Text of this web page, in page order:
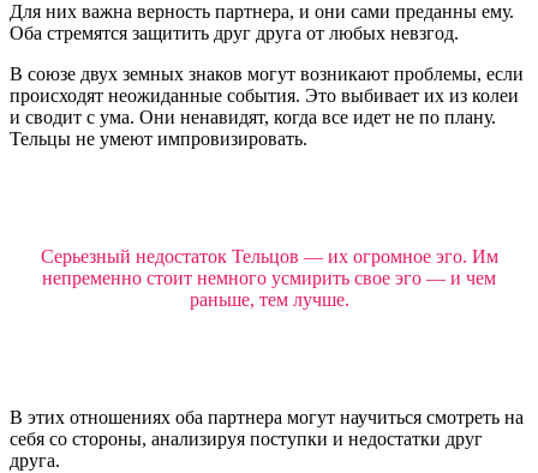
Для них важна верность партнера, и они сами преданны ему.
Оба стремятся защитить друг друга от любых невзгод.
В союзе двух земных знаков могут возникают проблемы, если
происходят неожиданные события. Это выбивает их из колеи
и сводит с ума. Они ненавидят, когда все идет не по плану.
Тельцы не умеют импровизировать.
Серьезный недостаток Тельцов — их огромное эго. Им
непременно стоит немного усмирить свое эго — и чем
раньше, тем лучше.
В этих отношениях оба партнера могут научиться смотреть на
себя со стороны, анализируя поступки и недостатки друг
друга.